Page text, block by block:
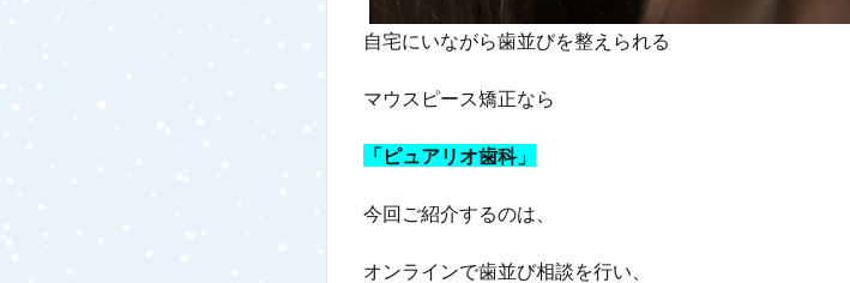
自宅にいながら歯並びを整えられる
マウスピース矯正なら
「ピュアリオ歯科」
今回ご紹介するのは、
オンラインで歯並び相談を行い、